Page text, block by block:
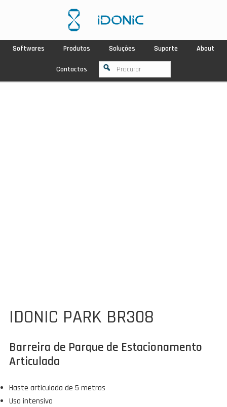
Softwares Produtos Soluções Suporte About
Contactos
IDONIC PARK BR308
Barreira de Parque de Estacionamento
Articulada
Haste articulada de 5 metros
Uso intensivo